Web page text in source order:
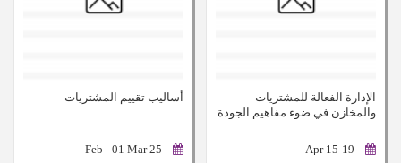
الإدارة الفعالة للمشتريات
والمخازن في ضوء مفاهيم الجودة
15-19 Apr
أساليب تقييم المشتريات
25 Feb - 01 Mar